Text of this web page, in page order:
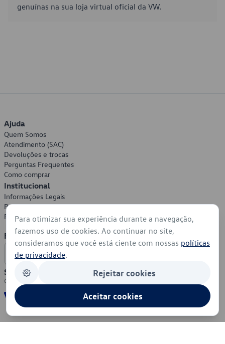
genuínas na sua loja virtual oficial da VW.
Ajuda
Quem Somos
Atendimento (SAC)
Devoluções e trocas
Perguntas Frequentes
Como comprar
Institucional
Informações Legais
Política de Privacidade
Política de Cookies
Formas de Pagamento
Segurança
Para otimizar sua experiência durante a navegação,
fazemos uso de cookies. Ao continuar no site,
consideramos que você está ciente com nossas políticas
de privacidade.
Rejeitar cookies
Aceitar cookies